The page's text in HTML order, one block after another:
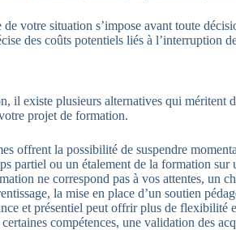
votre situation s’impose avant toute
des coûts potentiels liés à l’interruption
existe plusieurs alternatives qui méritent
projet de formation.
offrent la possibilité de suspendre
partiel ou un étalement de la formation
ne correspond pas à vos attentes, un
la mise en place d’un soutien
et présentiel peut offrir plus de flexibilité
compétences, une validation des